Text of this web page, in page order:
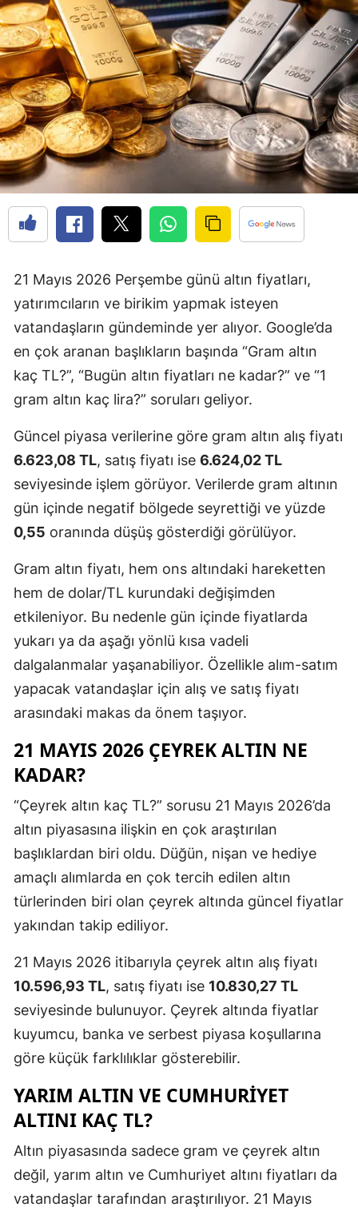
21 Mayıs 2026 Perşembe günü altın fiyatları,
yatırımcıların ve birikim yapmak isteyen
vatandaşların gündeminde yer alıyor. Google’da
en çok aranan başlıkların başında “Gram altın
kaç TL?”, “Bugün altın fiyatları ne kadar?” ve “1
gram altın kaç lira?” soruları geliyor.
Güncel piyasa verilerine göre gram altın alış fiyatı
6.623,08 TL, satış fiyatı ise 6.624,02 TL
seviyesinde işlem görüyor. Verilerde gram altının
gün içinde negatif bölgede seyrettiği ve yüzde
0,55 oranında düşüş gösterdiği görülüyor.
Gram altın fiyatı, hem ons altındaki hareketten
hem de dolar/TL kurundaki değişimden
etkileniyor. Bu nedenle gün içinde fiyatlarda
yukarı ya da aşağı yönlü kısa vadeli
dalgalanmalar yaşanabiliyor. Özellikle alım-satım
yapacak vatandaşlar için alış ve satış fiyatı
arasındaki makas da önem taşıyor.
21 MAYIS 2026 ÇEYREK ALTIN NE
KADAR?
“Çeyrek altın kaç TL?” sorusu 21 Mayıs 2026’da
altın piyasasına ilişkin en çok araştırılan
başlıklardan biri oldu. Düğün, nişan ve hediye
amaçlı alımlarda en çok tercih edilen altın
türlerinden biri olan çeyrek altında güncel fiyatlar
yakından takip ediliyor.
21 Mayıs 2026 itibarıyla çeyrek altın alış fiyatı
10.596,93 TL, satış fiyatı ise 10.830,27 TL
seviyesinde bulunuyor. Çeyrek altında fiyatlar
kuyumcu, banka ve serbest piyasa koşullarına
göre küçük farklılıklar gösterebilir.
YARIM ALTIN VE CUMHURIYET
ALTINI KAÇ TL?
Altın piyasasında sadece gram ve çeyrek altın
değil, yarım altın ve Cumhuriyet altını fiyatları da
vatandaşlar tarafından araştırılıyor. 21 Mayıs